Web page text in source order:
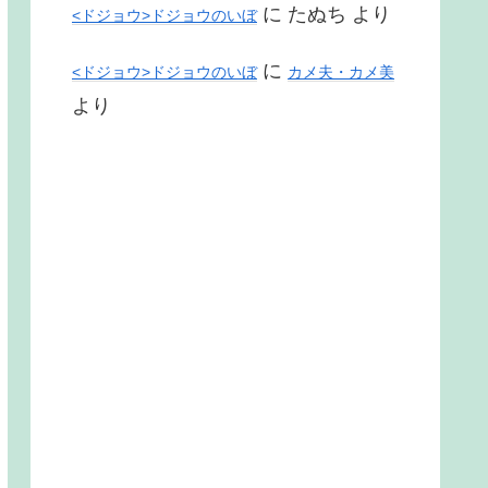
<ドジョウ>ドジョウのいぼに たぬち より
<ドジョウ>ドジョウのいぼに カメ夫・カメ美
より